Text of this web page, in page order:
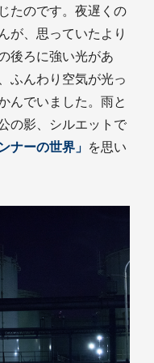
たのです。夜遅くの
が、思っていたより
後ろに強い光があ
ふんわり空気が光っ
んでいました。雨と
の影、シルエットで
ナーの世界」 を思い